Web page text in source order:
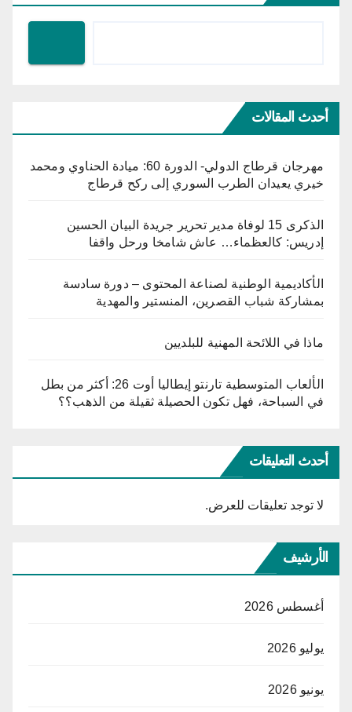
أحدث المقالات
مهرجان قرطاج الدولي- الدورة 60: ميادة الحناوي ومحمد
خيري يعيدان الطرب السوري إلى ركح قرطاج
الذكرى 15 لوفاة مدير تحرير جريدة البيان الحسين
إدريس: كالعظماء… عاش شامخا ورحل واقفا
الأكاديمية الوطنية لصناعة المحتوى – دورة سادسة
بمشاركة شباب القصرين، المنستير والمهدية
ماذا في اللائحة المهنية للبلديين
الألعاب المتوسطية تارنتو إيطاليا أوت 26: أكثر من بطل
في السباحة، فهل تكون الحصيلة ثقيلة من الذهب؟؟
أحدث التعليقات
لا توجد تعليقات للعرض.
الأرشيف
أغسطس 2026
يوليو 2026
يونيو 2026